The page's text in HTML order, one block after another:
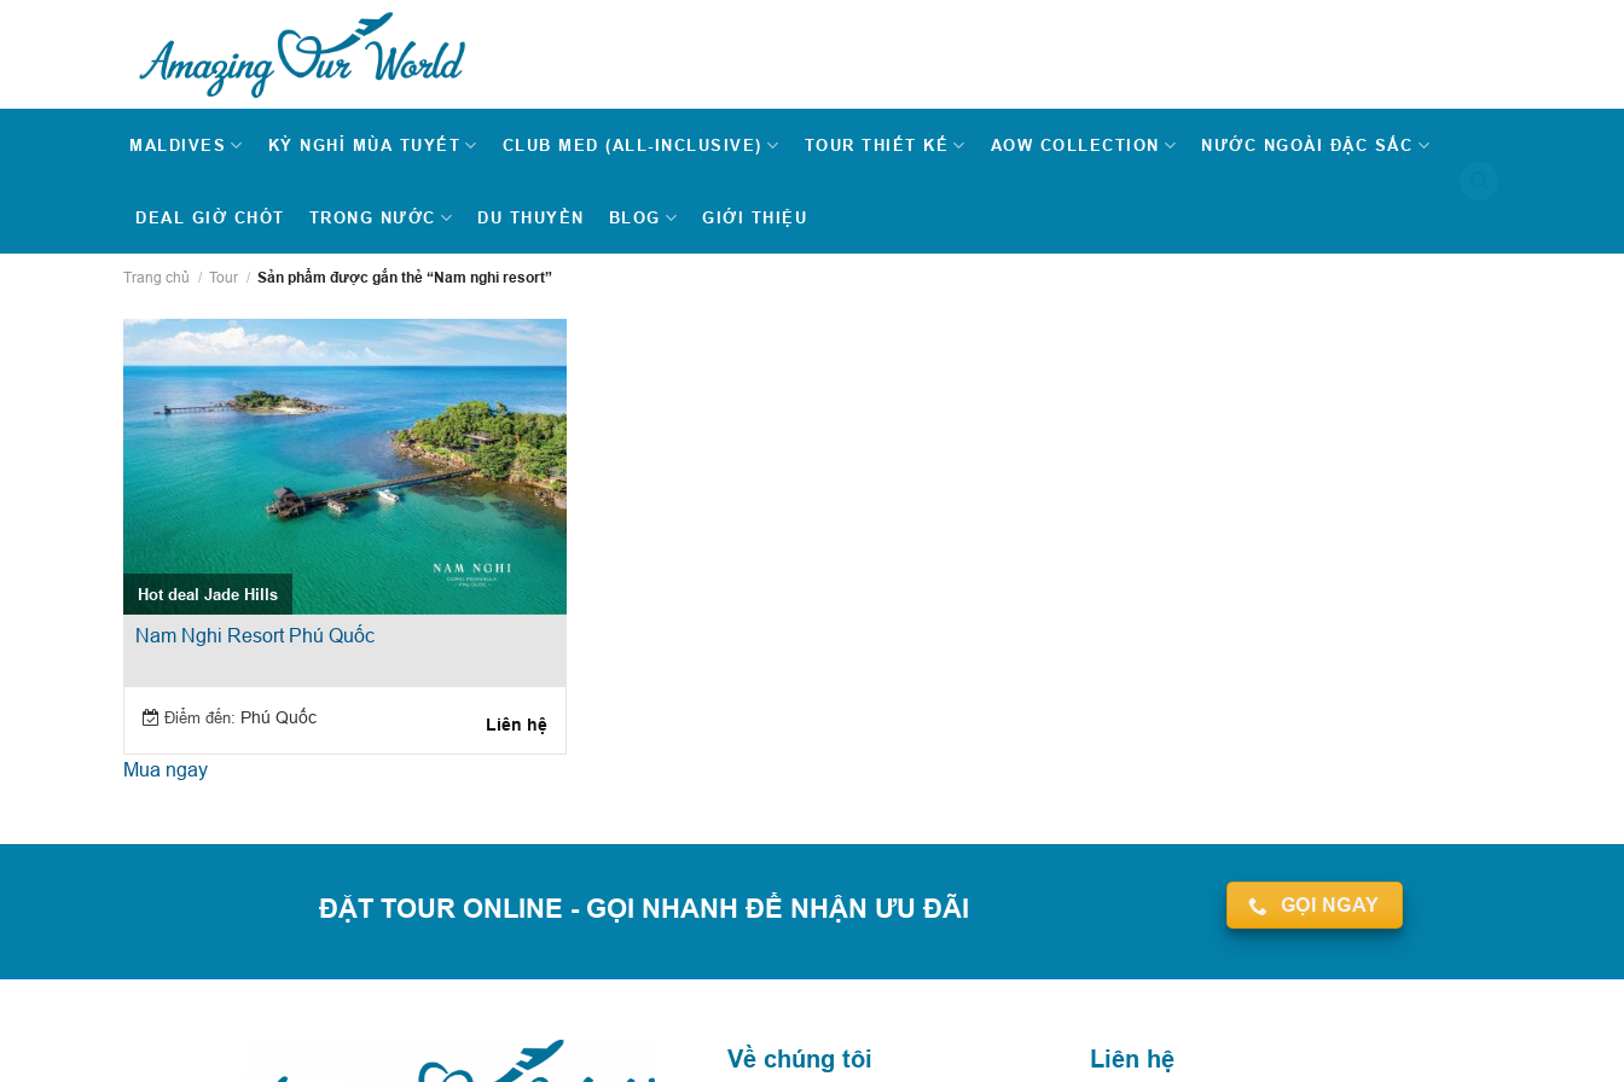
MALDIVES KỲ NGHỈ MÙA TUYẾT CLUB MED (ALL-INCLUSIVE) TOUR THIẾT KẾ AOW COLLECTION NƯỚC NGOÀI ĐẶC SẮC
DEAL GIỜ CHÓT TRONG NƯỚC DU THUYỀN BLOG GIỚI THIỆU
Trang chủ / Tour / Sản phẩm được gắn thẻ “Nam nghi resort”
Hot deal Jade Hills
Nam Nghi Resort Phú Quốc
Điểm đến: Phú Quốc Liên hệ
Mua ngay
ĐẶT TOUR ONLINE - GỌI NHANH ĐỂ NHẬN ƯU ĐÃI GỌI NGAY
Về chúng tôi Liên hệ